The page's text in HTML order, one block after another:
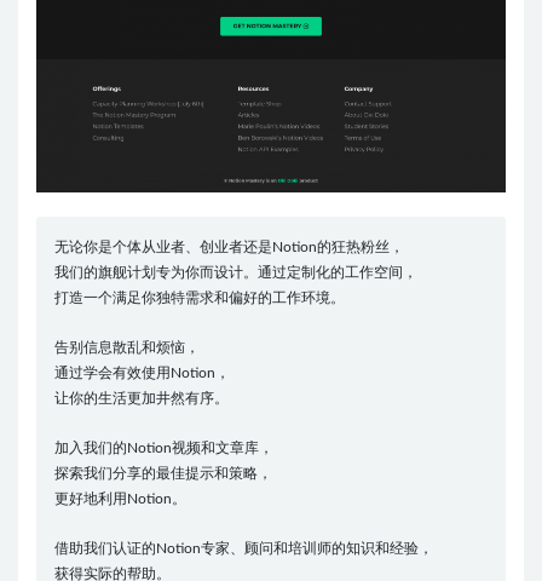
无论你是个体从业者、创业者还是Notion的狂热粉丝，
我们的旗舰计划专为你而设计。通过定制化的工作空间，
打造一个满足你独特需求和偏好的工作环境。
告别信息散乱和烦恼，
通过学会有效使用Notion，
让你的生活更加井然有序。
加入我们的Notion视频和文章库，
探索我们分享的最佳提示和策略，
更好地利用Notion。
借助我们认证的Notion专家、顾问和培训师的知识和经验，
获得实际的帮助。